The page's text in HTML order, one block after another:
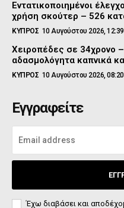
Εντατικοποιημένοι
χρήση σκούτερ – 526
ΚΥΠΡΟΣ 10 Αυγούστου 2026, 12:39
Χειροπέδες σε 34χρονο
αδασμολόγητα καπνικά
ΚΥΠΡΟΣ 10 Αυγούστου 2026, 08:20
Εγγραφείτε
Έχω διαβάσει και